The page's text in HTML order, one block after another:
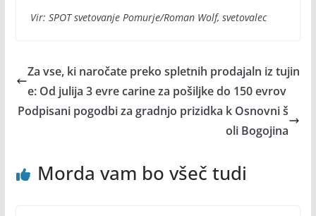
Vir: SPOT svetovanje Pomurje/Roman Wolf, svetovalec
Za vse, ki naročate preko spletnih prodajaln iz tujin
e: Od julija 3 evre carine za pošiljke do 150 evrov
Podpisani pogodbi za gradnjo prizidka k Osnovni š
oli Bogojina
Morda vam bo všeč tudi